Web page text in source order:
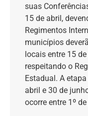
suas
15 de abril,
Regimentos
municípios
locais entre 15
respeitando o
Estadual. A
abril e 30 de
ocorre entre 1º